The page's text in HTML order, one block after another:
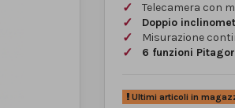
Telecamera con
Doppio
Misurazione
6 funzioni
Ultimi articoli in